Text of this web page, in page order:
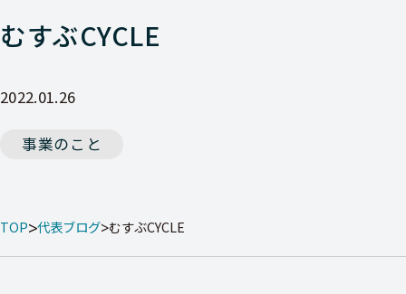
むすぶCYCLE
2022.01.26
事業のこと
TOP 代表ブログ むすぶCYCLE